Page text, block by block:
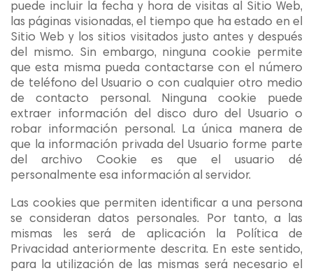
puede incluir la fecha y hora de visitas al Sitio Web,
las páginas visionadas, el tiempo que ha estado en el
Sitio Web y los sitios visitados justo antes y después
del mismo. Sin embargo, ninguna cookie permite
que esta misma pueda contactarse con el número
de teléfono del Usuario o con cualquier otro medio
de contacto personal. Ninguna cookie puede
extraer información del disco duro del Usuario o
robar información personal. La única manera de
que la información privada del Usuario forme parte
del archivo Cookie es que el usuario dé
personalmente esa información al servidor.
Las cookies que permiten identificar a una persona
se consideran datos personales. Por tanto, a las
mismas les será de aplicación la Política de
Privacidad anteriormente descrita. En este sentido,
para la utilización de las mismas será necesario el